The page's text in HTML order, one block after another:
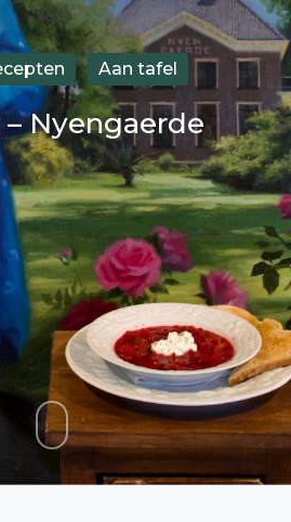
Aan tafel
Nyengaerde